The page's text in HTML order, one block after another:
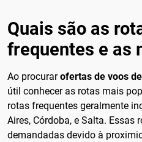
Quais são as
frequentes e as
Ao procurarofertas de voos
útil conhecer as rotas mais
rotas frequentes geralmente
Aires, Córdoba, e Salta. Essas
demandadas devido à